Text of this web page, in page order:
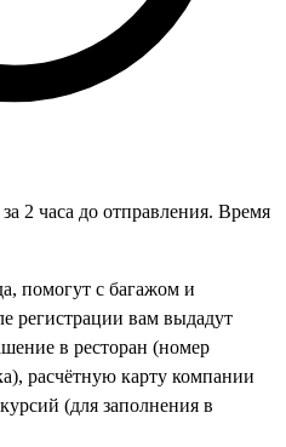
2 часа до отправления. Время
помогут с багажом и
регистрации вам выдадут
в ресторан (номер
расчётную карту компании
(для заполнения в